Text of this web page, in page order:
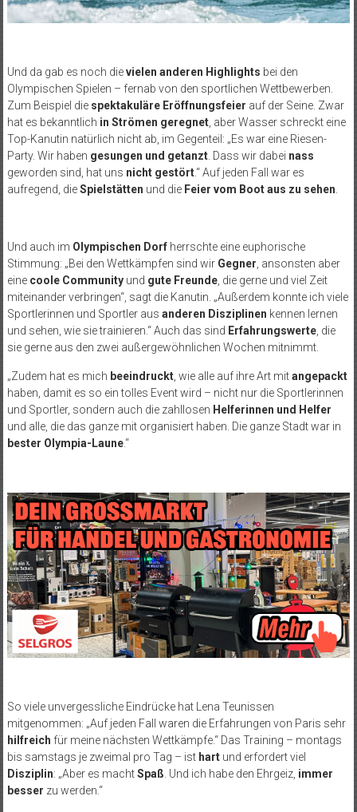
Und da gab es noch dievielen anderen Highlights bei den
Olympischen Spielen – fernab von den sportlichen Wettbewerben.
Zum Beispiel die spektakuläre Eröffnungsfeier auf der Seine. Zwar
hat es bekanntlich in Strömen geregnet, aber Wasser schreckt eine
Top-Kanutin natürlich nicht ab, im Gegenteil: „Es war eine Riesen-
Party. Wir haben gesungen und getanzt. Dass wir dabei nass
geworden sind, hat uns nicht gestört.“ Auf jeden Fall war es
aufregend, dieSpielstätten und die Feier vom Boot aus zu sehen
Und auch im Olympischen Dorfherrschte eine euphorische
Stimmung: „Bei den Wettkämpfen sind wir Gegner , ansonsten aber
eine coole Communityund gute Freunde, die gerne und viel Zeit
miteinander verbringen“, sagt die Kanutin. „Außerdem konnte ich viele
Sportlerinnen und Sportler aus anderen Disziplinen kennen lernen
und sehen, wie sie trainieren.“ Auch das sind Erfahrungswerte, die
sie gerne aus den zwei außergewöhnlichen Wochen mitnimmt.
„Zudem hat es mich beeindruckt, wie alle auf ihre Art mitangepackt
haben, damit es so ein tolles Event wird – nicht nur die Sportlerinnen
und Sportler, sondern auch die zahllosen Helferinnen und Helfer
und alle, die das ganze mit organisiert haben. Die ganze Stadt war in
bester Olympia-Laune.“
So viele unvergessliche Eindrücke hat Lena Teunissen
mitgenommen: „Auf jeden Fall waren die Erfahrungen von Paris sehr
hilfreich für meine nächsten Wettkämpfe.“ Das Training – montags
bis samstags je zweimal pro Tag – ist hartund erfordert viel
Disziplin: „Aber es machtSpaß. Und ich habe den Ehrgeiz, immer
besser zu werden.“